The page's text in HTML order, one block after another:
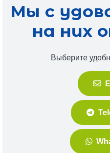
Мы с
на них
Выберите